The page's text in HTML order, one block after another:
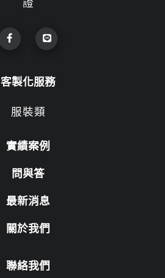
證
客製化服務
服裝類
實績案例
問與答
最新消息
關於我們
聯絡我們